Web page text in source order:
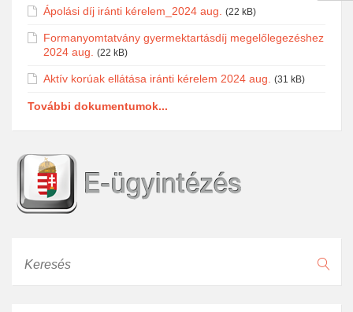
Ápolási díj iránti kérelem_2024 aug. (22 kB)
Formanyomtatvány gyermektartásdíj megelőlegezéshez
2024 aug.
(22 kB)
Aktív korúak ellátása iránti kérelem 2024 aug. (31 kB)
További dokumentumok...